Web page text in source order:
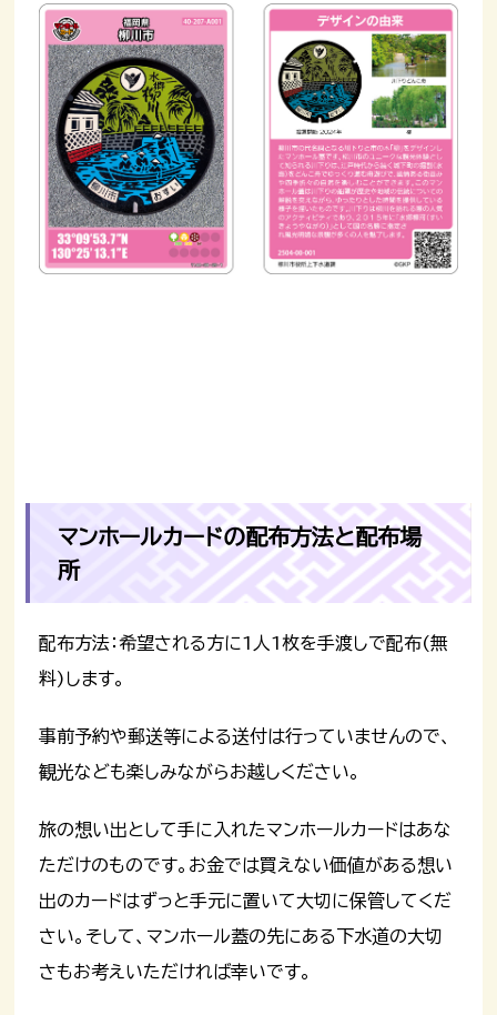
マンホールカードの配布方法と配布場
所
配布方法：希望される方に1人1枚を手渡しで配布(無
料)します。
事前予約や郵送等による送付は行っていませんので、
観光なども楽しみながらお越しください。
旅の想い出として手に入れたマンホールカードはあな
ただけのものです。お金では買えない価値がある想い
出のカードはずっと手元に置いて大切に保管してくだ
さい。そして、マンホール蓋の先にある下水道の大切
さもお考えいただければ幸いです。